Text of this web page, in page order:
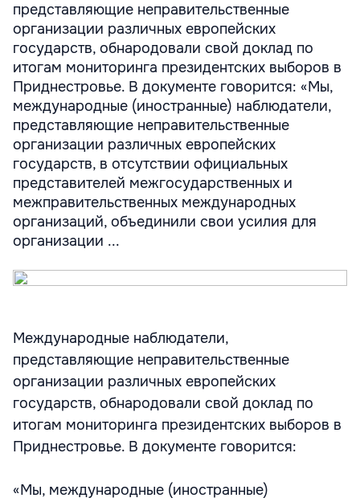
представляющие неправительственные
организации различных европейских
государств, обнародовали свой доклад по
итогам мониторинга президентских выборов в
Приднестровье. В документе говорится: «Мы,
международные (иностранные) наблюдатели,
представляющие неправительственные
организации различных европейских
государств, в отсутствии официальных
представителей межгосударственных и
межправительственных международных
организаций, объединили свои усилия для
организации ...
Международные наблюдатели,
представляющие неправительственные
организации различных европейских
государств, обнародовали свой доклад по
итогам мониторинга президентских выборов в
Приднестровье. В документе говорится:
«Мы, международные (иностранные)